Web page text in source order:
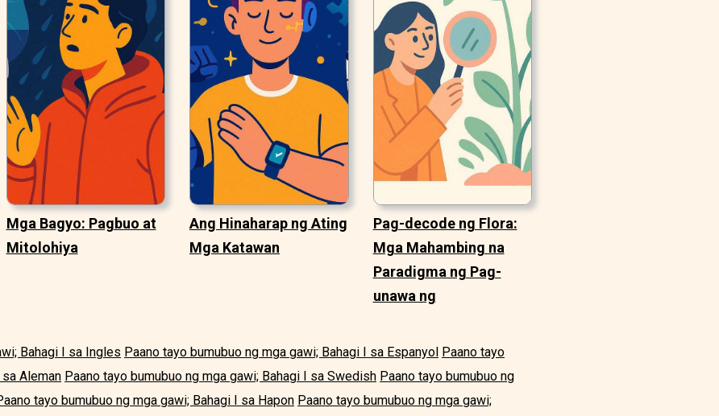
Mga Bagyo: Pagbuo at
Mitolohiya
Ang Hinaharap ng Ating
Mga Katawan
Pag-decode ng Flora:
Mga Mahambing na
Paradigma ng Pag-
unawa ng
Bahagi I sa Ingles Paano tayo bumubuo ng mga gawi; Bahagi I sa Espanyol Paano tayo
Aleman Paano tayo bumubuo ng mga gawi; Bahagi I sa Swedish Paano tayo bumubuo ng
tayo bumubuo ng mga gawi; Bahagi I sa Hapon Paano tayo bumubuo ng mga gawi;